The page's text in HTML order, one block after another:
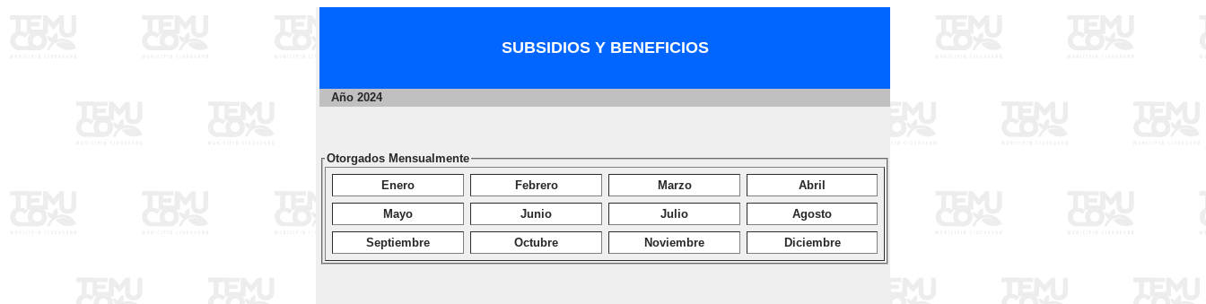
SUBSIDIOS Y BENEFICIOS
Año 2024
Otorgados Mensualmente
Enero
Febrero Marzo Abril
Mayo Junio Julio Agosto
Septiembre Octubre Noviembre Diciembre